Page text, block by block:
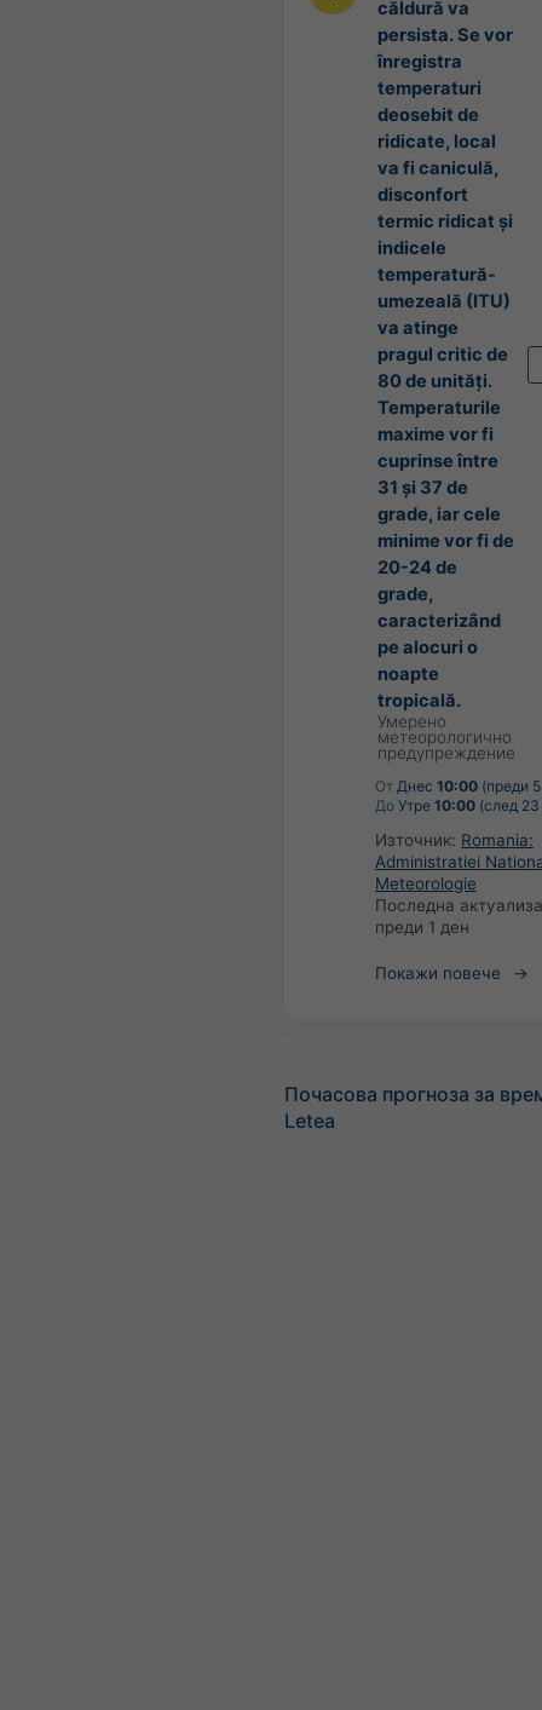
căldură va
persista. Se vor
înregistra
temperaturi
deosebit de
ridicate, local
va fi caniculă,
disconfort
termic ridicat și
indicele
temperatură-
umezeală (ITU)
va atinge
pragul critic de
80 de unități.
Temperaturile
maxime vor fi
cuprinse între
31 și 37 de
grade, iar cele
minime vor fi de
20-24 de
grade,
caracterizând
pe alocuri o
noapte
tropicală.
Умерено
метеорологично
предупреждение
От Днес 10:00 (преди
До Утре 10:00 (след
Източник: Romania:
Administratiei
Meteorologie
Последна
преди 1 ден
Покажи повече
Почасова прогноза за
Letea